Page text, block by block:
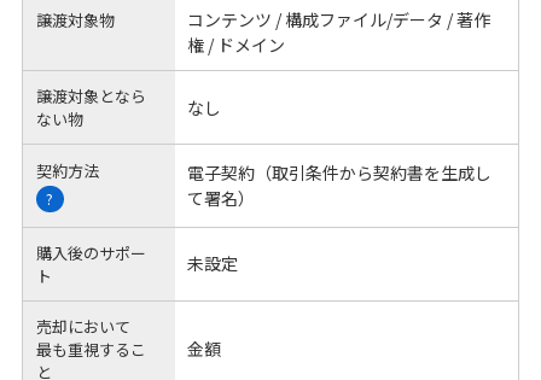
譲渡対象物
コンテンツ / 構成ファイル/データ / 著作
権 / ドメイン
譲渡対象となら
ない物
なし
契約方法
?
電子契約（取引条件から契約書を生成し
て署名）
購入後のサポー
ト
未設定
売却において
最も重視するこ
と
金額